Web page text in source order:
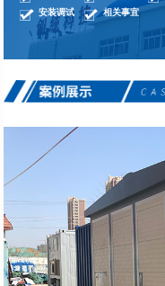
安装调试
相关事宜